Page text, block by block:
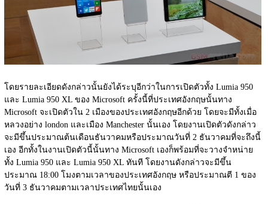
โดยรายละเอียดดังกล่าวนั้นยังได้ระบุอีกว่าในการเปิดตัวทั้ง Lumia 950
และ Lumia 950 XL ของ Microsoft ครั้งนี้ที่ประเทศอังกฤษนั้นทาง
Microsoft จะเปิดตัวใน 2 เมืองของประเทศอังกฤษอีกด้วย โดยจะมีทั้งเมื่อ
หลวงอย่าง london และเมือง Manchester นั้นเอง โดยงานเปิดตัวดังกล่าว
จะมีขึ้นประมาณต้นเดือนธันวาคมหรือประมาณวันที่ 2 ธันวาคมที่จะถึงนี้
เอง อีกทั้งในงานเปิดตัวนี้นั้นทาง Microsoft เองก็พร้อมที่จะวางจำหน่าย
ทั้ง Lumia 950 และ Lumia 950 XL ทันที โดยงานดังกล่าวจะมีขึ้น
ประมาณ 18:00 โมงตามเวลาของประเทศอังกฤษ หรือประมาณตี 1 ของ
วันที่ 3 ธันวาคมตามเวลาประเทศไทยนั้นเอง